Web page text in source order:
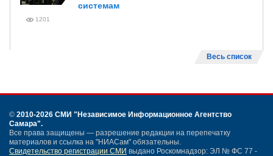
системам
1201
Весь список
© 2010-2026 СМИ "Независимое Информационное Агентство
Самара".
Все права защищены — разрешение редакции на перепечатку
материалов и ссылка на "НИАСам" обязательны.
Свидетельство регистрации СМИ выдано Роскомнадзор: ЭЛ № ФС 77 -